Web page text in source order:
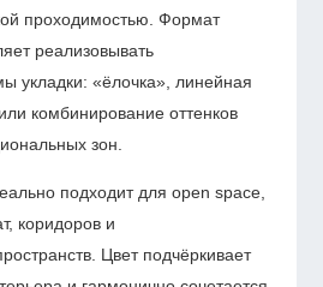
проходимостью. Формат
реализовывать
укладки: «ёлочка», линейная
комбинирование оттенков
зон.
подходит для open space,
коридоров и
Цвет подчёркивает